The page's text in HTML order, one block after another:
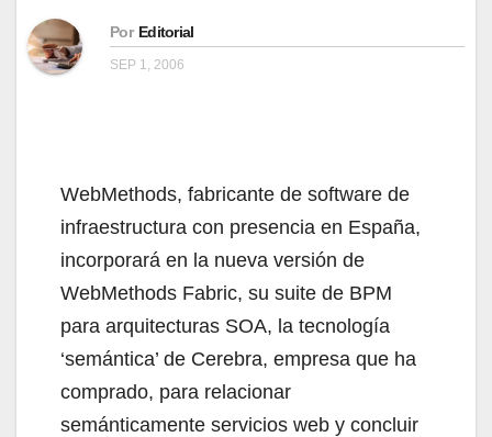
Por Editorial
SEP 1, 2006
WebMethods, fabricante de software de
infraestructura con presencia en España,
incorporará en la nueva versión de
WebMethods Fabric, su suite de BPM
para arquitecturas SOA, la tecnología
‘semántica’ de Cerebra, empresa que ha
comprado, para relacionar
semánticamente servicios web y concluir